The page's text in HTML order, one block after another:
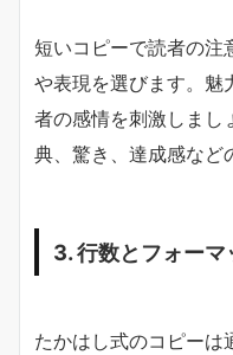
短いコピーで読者の注
や表現を選びます。魅
者の感情を刺激しまし
典、驚き、達成感など
3. 行数とフォー
たかはし式のコピーは